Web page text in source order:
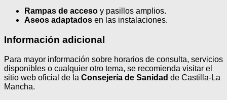
Rampas de acceso y pasillos amplios.
Aseos adaptados en las instalaciones.
Información adicional
Para mayor información sobre horarios de consulta, servicios
disponibles o cualquier otro tema, se recomienda visitar el
sitio web oficial de la Consejería de Sanidad de Castilla-La
Mancha.